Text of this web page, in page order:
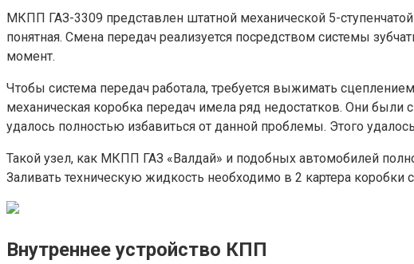
МКПП ГАЗ-3309 представлен штатной механической 5-
понятная. Смена передач реализуется посредством системы
момент.
Чтобы система передач работала, требуется выжимать
механическая коробка передач имела ряд недостатков. Они
удалось полностью избавиться от данной проблемы. Этого
Такой узел, как МКПП ГАЗ «Валдай» и подобных автомобилей
Заливать техническую жидкость необходимо в 2 картера
Внутреннее устройство КПП